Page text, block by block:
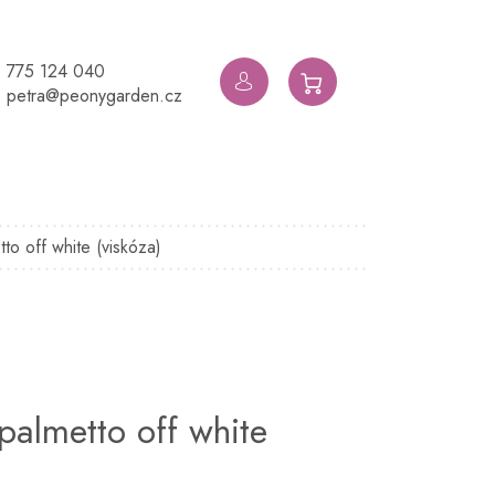
775 124 040
petra@peonygarden.cz
off white (viskóza)
off white